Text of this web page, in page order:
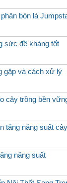
bón lá
sức đề kháng tốt
gặp và cách xử lý
cây trồng bền
tăng năng suất cây
năng suất